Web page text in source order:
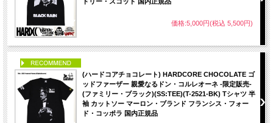
価格:5,000円(税込 5,500円)
(ハードコアチョコレート) HARDCORE CHOCOLATE ゴ
ッドファーザー 親愛なるドン・コルレオーネ -限定販売-
(ファミリー・ブラック)(SS:TEE)(T-2521-BK) Tシャツ 半
袖 カットソー マーロン・ブランド フランシス・フォー
ド・コッポラ 国内正規品